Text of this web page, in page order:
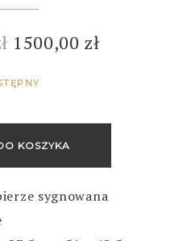
1500,00 zł
KOSZYKA
sygnowana